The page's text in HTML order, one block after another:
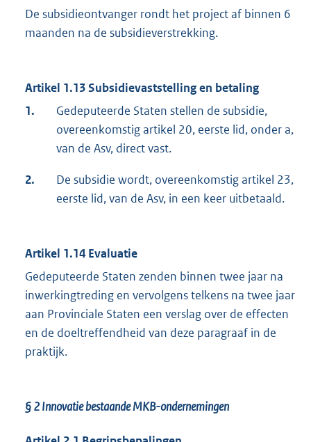
De subsidieontvanger rondt het project af binnen 6
maanden na de subsidieverstrekking.
Artikel 1.13 Subsidievaststelling en betaling
1.
Gedeputeerde Staten stellen de subsidie,
overeenkomstig artikel 20, eerste lid, onder a,
van de Asv, direct vast.
2.
De subsidie wordt, overeenkomstig artikel 23,
eerste lid, van de Asv, in een keer uitbetaald.
Artikel 1.14 Evaluatie
Gedeputeerde Staten zenden binnen twee jaar na
inwerkingtreding en vervolgens telkens na twee jaar
aan Provinciale Staten een verslag over de effecten
en de doeltreffendheid van deze paragraaf in de
praktijk.
§ 2Innovatie bestaande MKB-ondernemingen